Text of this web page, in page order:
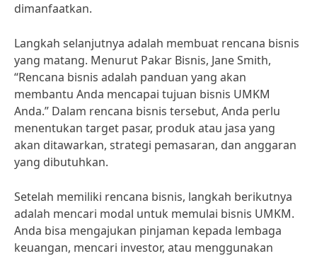
dimanfaatkan.
Langkah selanjutnya adalah membuat rencana bisnis
yang matang. Menurut Pakar Bisnis, Jane Smith,
“Rencana bisnis adalah panduan yang akan
membantu Anda mencapai tujuan bisnis UMKM
Anda.” Dalam rencana bisnis tersebut, Anda perlu
menentukan target pasar, produk atau jasa yang
akan ditawarkan, strategi pemasaran, dan anggaran
yang dibutuhkan.
Setelah memiliki rencana bisnis, langkah berikutnya
adalah mencari modal untuk memulai bisnis UMKM.
Anda bisa mengajukan pinjaman kepada lembaga
keuangan, mencari investor, atau menggunakan